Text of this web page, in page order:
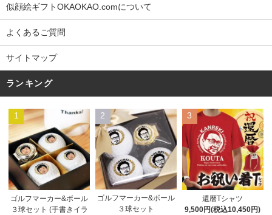
似顔絵ギフトOKAOKAO.comについて
よくあるご質問
サイトマップ
ランキング
1
ゴルフマーカー&ボール
３球セット (手書きイラ
2
ゴルフマーカー&ボール
３球セット
3
還暦Tシャツ
9,500円(税込10,450円)